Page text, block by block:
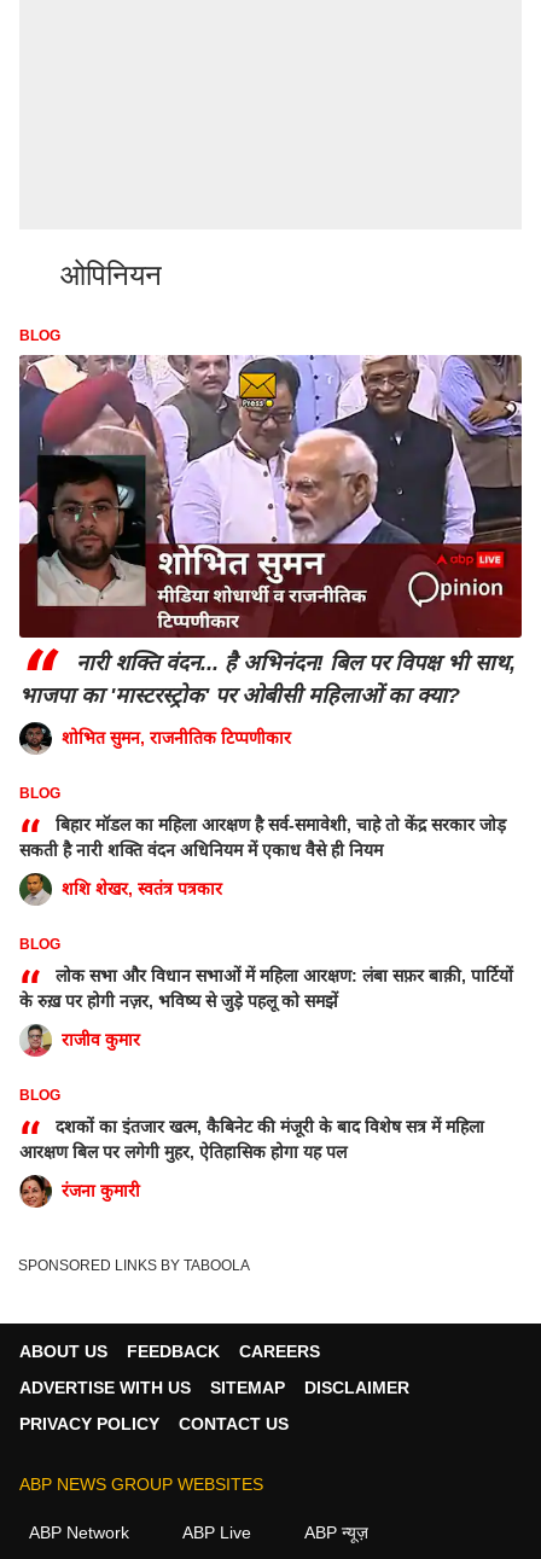
ओपिनियन
BLOG
“
नारी शक्ति वंदन... है अभिनंदन! बिल पर विपक्ष भी साथ,
भाजपा का 'मास्टरस्ट्रोक' पर ओबीसी महिलाओं का क्या?
शोभित सुमन, राजनीतिक टिप्पणीकार
BLOG
“
बिहार मॉडल का महिला आरक्षण है सर्व-समावेशी, चाहे तो केंद्र सरकार जोड़
सकती है नारी शक्ति वंदन अधिनियम में एकाध वैसे ही नियम
शशि शेखर, स्वतंत्र पत्रकार
BLOG
“
लोक सभा और विधान सभाओं में महिला आरक्षण: लंबा सफ़र बाक़ी, पार्टियों
के रुख़ पर होगी नज़र, भविष्य से जुड़े पहलू को समझें
राजीव कुमार
BLOG
“
दशकों का इंतजार खत्म, कैबिनेट की मंजूरी के बाद विशेष सत्र में महिला
आरक्षण बिल पर लगेगी मुहर, ऐतिहासिक होगा यह पल
रंजना कुमारी
SPONSORED LINKS BY TABOOLA
ABOUT US FEEDBACK
CAREERS
ADVERTISE WITH US
SITEMAP
DISCLAIMER
PRIVACY POLICY
CONTACT US
ABP NEWS GROUP WEBSITES
ABP Network ABP Live ABP न्यूज़